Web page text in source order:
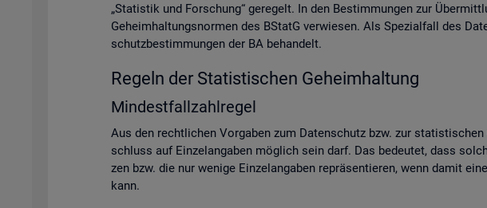
„Sta­tis­tik und For­schung“ ge­re­gelt. In den Be­stim­mun­gen zur
Ge­heim­hal­tungs­nor­men des BStatG ver­wie­sen. Als Spe­zi­al­fall des
schutz­be­stim­mun­gen der BA be­han­delt.
Re­geln der Sta­tis­ti­schen Ge­heim­hal­tung
Min­dest­fall­zahl­re­gel
Aus den recht­li­chen Vor­ga­ben zum Da­ten­schutz bzw. zur
schluss auf Ein­zel­an­ga­ben mög­lich sein darf. Das be­deu­tet, dass
zen bzw. die nur we­ni­ge Ein­zel­an­ga­ben re­prä­sen­tie­ren, wenn damit
kann.